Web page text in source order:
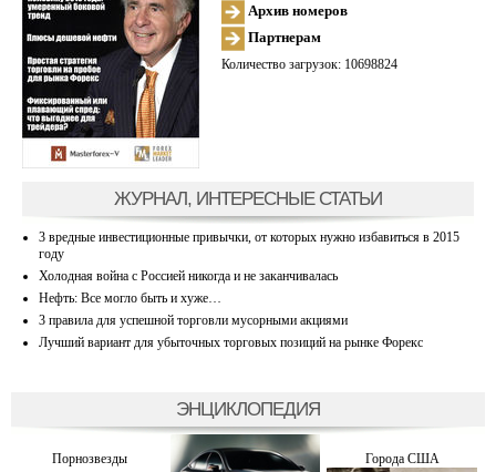
Архив номеров
Партнерам
Количество загрузок: 10698824
ЖУРНАЛ, ИНТЕРЕСНЫЕ СТАТЬИ
3 вредные инвестиционные привычки, от которых нужно избавиться в 2015
году
Холодная война с Россией никогда и не заканчивалась
Нефть: Все могло быть и хуже…
3 правила для успешной торговли мусорными акциями
Лучший вариант для убыточных торговых позиций на рынке Форекс
ЭНЦИКЛОПЕДИЯ
Порнозвезды Города США